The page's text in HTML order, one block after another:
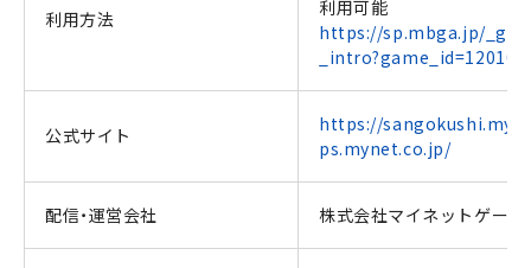
利用方法
利用可能
https://sp.mbga.jp/
公式サイト
https://
ps.mynet.co.jp/
配信・運営会社 株式会社マイネットゲーム